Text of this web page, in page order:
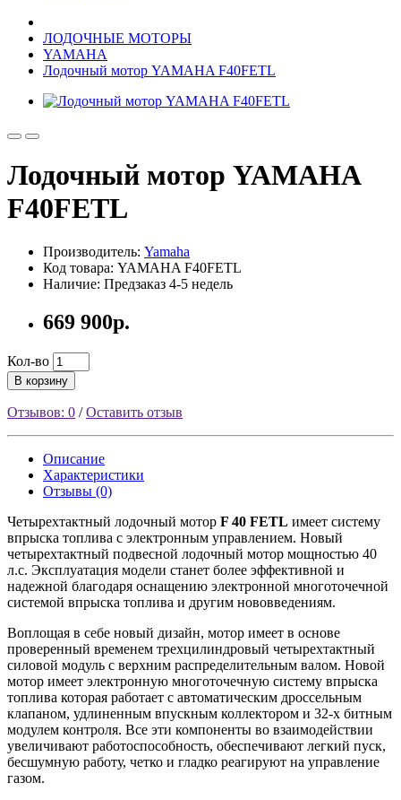
ЛОДОЧНЫЕ МОТОРЫ
YAMAHA
Лодочный мотор YAMAHA F40FETL
Лодочный мотор YAMAHA
F40FETL
Производитель: Yamaha
Код товара: YAMAHA F40FETL
Наличие: Предзаказ 4-5 недель
669 900р.
Кол-во
В корзину
Отзывов: 0 /Оставить отзыв
Описание
Характеристики
Отзывы (0)
Четырехтактный лодочный мотор F 40 FETL имеет систему
впрыска топлива с электронным управлением. Новый
четырехтактный подвесной лодочный мотор мощностью 40
л.с. Эксплуатация модели станет более эффективной и
надежной благодаря оснащению электронной многоточечной
системой впрыска топлива и другим нововведениям.
Воплощая в себе новый дизайн, мотор имеет в основе
проверенный временем трехцилиндровый четырехтактный
силовой модуль с верхним распределительным валом. Новой
мотор имеет электронную многоточечную систему впрыска
топлива которая работает с автоматическим дроссельным
клапаном, удлиненным впускным коллектором и 32-х битным
модулем контроля. Все эти компоненты во взаимодействии
увеличивают работоспособность, обеспечивают легкий пуск,
бесшумную работу, четко и гладко реагируют на управление
газом.